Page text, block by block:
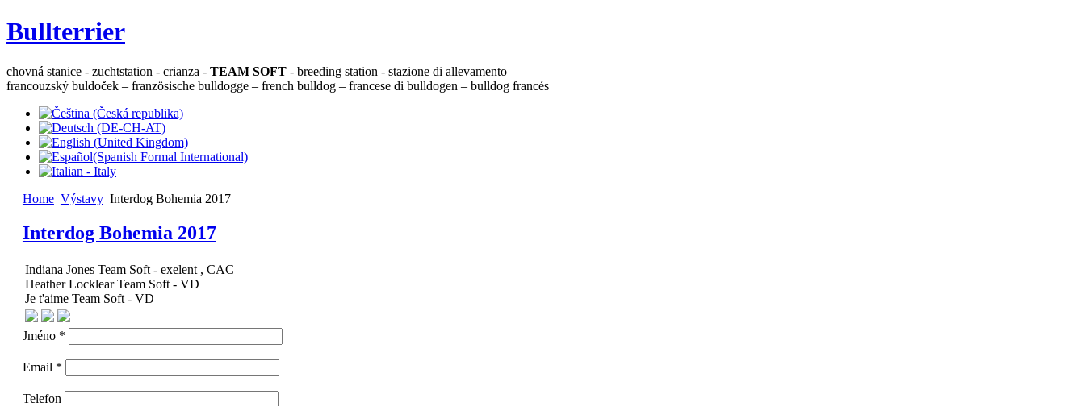
Bullterrier
chovná stanice - zuchtstation - crianza - TEAM SOFT - breeding station - stazione di allevamento
francouzský buldoček – französische bulldogge – french bulldog – francese di bulldogen – bulldog francés
Home Výstavy Interdog Bohemia 2017
Interdog Bohemia 2017
Indiana Jones Team Soft - exelent , CAC
Heather Locklear Team Soft - VD
Je t'aime Team Soft - VD
Jméno *
Email *
Telefon